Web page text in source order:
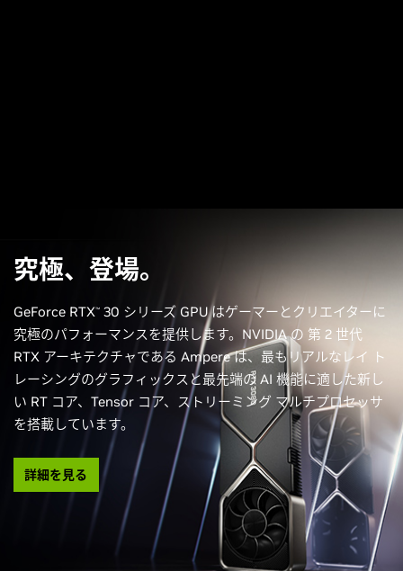
究極、登場。
GeForce RTX™ 30 シリーズ GPU はゲーマーとクリエイターに
究極のパフォーマンスを提供します。NVIDIA の 第 2 世代
RTX アーキテクチャである Ampere は、最もリアルなレイ ト
レーシングのグラフィックスと最先端の AI 機能に適した新し
い RT コア、Tensor コア、ストリーミング マルチプロセッサ
を搭載しています。
詳細を見る